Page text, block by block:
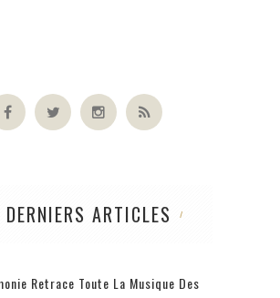
DERNIERS ARTICLES
Retrace Toute La Musique Des